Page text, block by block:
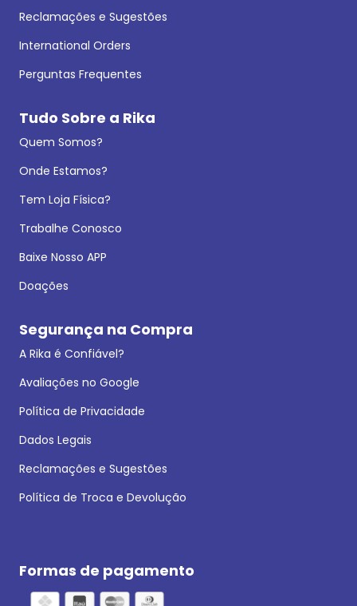
Reclamações e Sugestões
International Orders
Perguntas Frequentes
Tudo Sobre a Rika
Quem Somos?
Onde Estamos?
Tem Loja Física?
Trabalhe Conosco
Baixe Nosso APP
Doações
Segurança na Compra
A Rika é Confiável?
Avaliações no Google
Política de Privacidade
Dados Legais
Reclamações e Sugestões
Política de Troca e Devolução
Formas de pagamento